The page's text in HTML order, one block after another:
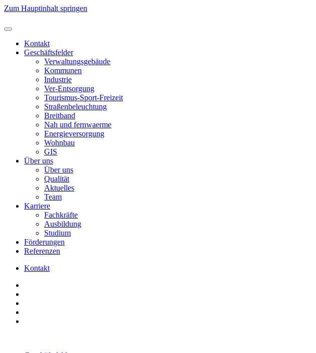
Zum Hauptinhalt springen
Kontakt
Geschäftsfelder
Verwaltungsgebäude
Kommunen
Industrie
Ver-Entsorgung
Tourismus-Sport-Freizeit
Straßenbeleuchtung
Breitband
Nah und fernwaerme
Energieversorgung
Wohnbau
GIS
Über uns
Über uns
Qualität
Aktuelles
Team
Karriere
Fachkräfte
Ausbildung
Studium
Förderungen
Referenzen
Kontakt